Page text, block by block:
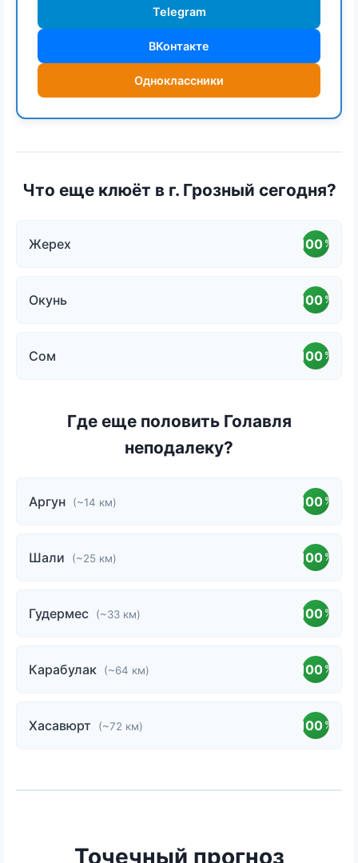
Telegram
ВКонтакте
Одноклассники
Что еще клюёт в г. Грозный сегодня?
Жерех 100 %
Окунь 100 %
Сом 100 %
Где еще половить Голавля
неподалеку?
Аргун (~14 км) 100 %
Шали (~25 км) 100 %
Гудермес (~33 км) 100 %
Карабулак (~64 км) 100 %
Хасавюрт (~72 км) 100 %
Точечный прогноз